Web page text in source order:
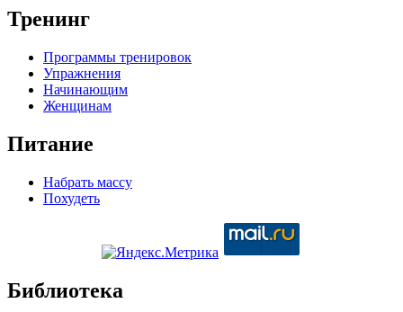
Тренинг
Программы тренировок
Упражнения
Начинающим
Женщинам
Питание
Набрать массу
Похудеть
Библиотека